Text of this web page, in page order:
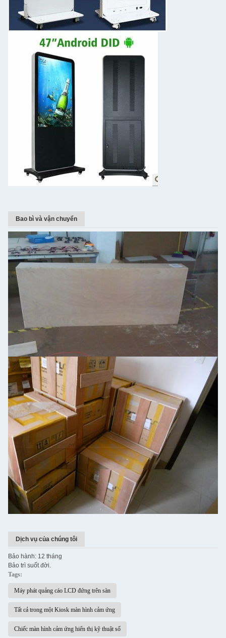
Bao bì và vận chuyển
Dịch vụ của chúng tôi
Bảo hành: 12 tháng
Bảo trì suốt đời.
Tags:
Máy phát quảng cáo LCD đứng trên sàn
Tất cả trong một Kiosk màn hình cảm ứng
Chiếc màn hình cảm ứng hiển thị kỹ thuật số